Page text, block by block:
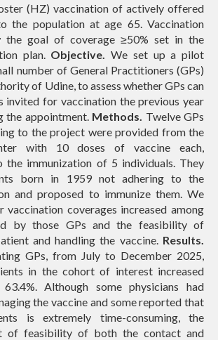
(HZ) vaccination of actively offered
the population at age 65. Vaccination
the goal of coverage ≥50% set in the
plan. Objective. We set up a pilot
number of General Practitioners (GPs)
of Udine, to assess whether GPs can
invited for vaccination the previous year
the appointment. Methods. Twelve GPs
to the project were provided from the
with 10 doses of vaccine each,
the immunization of 5 individuals. They
born in 1959 not adhering to the
and proposed to immunize them. We
vaccination coverages increased among
by those GPs and the feasibility of
and handling the vaccine. Results.
GPs, from July to December 2025,
in the cohort of interest increased
Although some physicians had
the vaccine and some reported that
is extremely time-consuming, the
of feasibility of both the contact and